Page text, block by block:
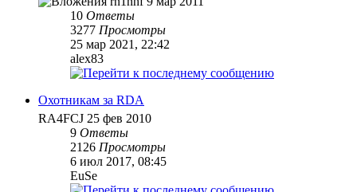
10 Ответы
3277 Просмотры
25 мар 2021, 22:42
alex83
Охотникам за RDA
RA4FCJ 25 фев 2010
9 Ответы
2126 Просмотры
6 июл 2017, 08:45
EuSe